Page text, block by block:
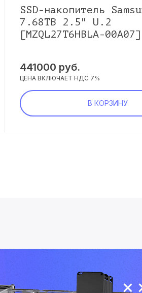
SSD-накопитель
7.68TB 2.5" U.2
[MZQL27T6HBLA-00A07]
441000 руб.
ЦЕНА ВКЛЮЧАЕТ НДС 7%
В КОРЗИНУ